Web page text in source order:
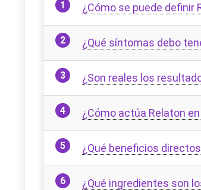
¿Cómo se puede definir
¿Qué síntomas debo
¿Son reales los
¿Cómo actúa Relaton
¿Qué beneficios
¿Qué ingredientes son